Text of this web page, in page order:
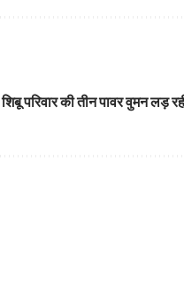
शिबू परिवार की तीन पावर वुमन लड़